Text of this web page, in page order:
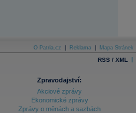
O Patria.cz Reklama Mapa Stránek
RSS / XML |
Zpravodajství:
Akciové zprávy
Ekonomické zprávy
Zprávy o měnách a sazbách